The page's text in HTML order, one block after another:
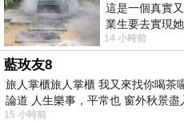
這是一個真實
業生要去實現
情況下，靠著
14 小時前
藍玫友8
旅人掌櫃旅人掌櫃 我又來找你喝茶
論道 人生樂事，平常也 窗外秋景盡
15 小時前